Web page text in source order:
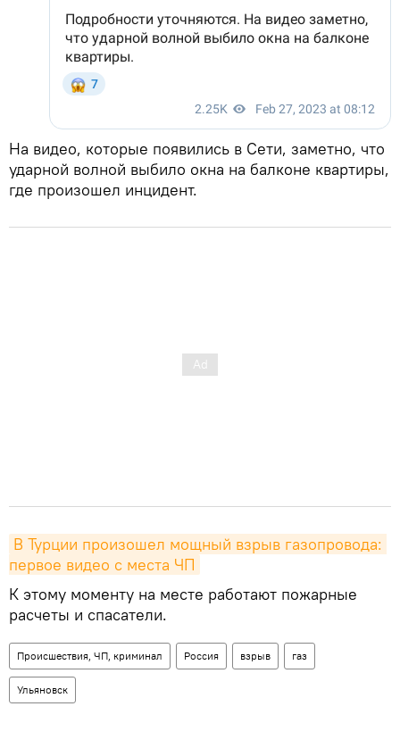
На видео, которые появились в Сети, заметно, что
ударной волной выбило окна на балконе квартиры,
где произошел инцидент.
В Турции произошел мощный взрыв газопровода:
первое видео с места ЧП
К этому моменту на месте работают пожарные
расчеты и спасатели.
Происшествия, ЧП, криминал Россия взрыв газ
Ульяновск